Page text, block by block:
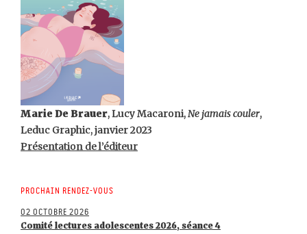
Marie De Brauer, Lucy Macaroni,Ne jamais couler,
Leduc Graphic, janvier 2023
Présentation de l’éditeur
Prochain rendez-vous
02 octobre 2026
Comité lectures adolescentes 2026, séance 4